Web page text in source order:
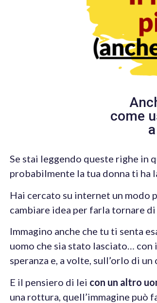
come
Se stai leggendo queste righe in
probabilmente la tua donna ti ha
Hai cercato su internet un modo
cambiare idea per farla tornare di
Immagino anche che tu ti senta
uomo che sia stato lasciato… con
speranza e, a volte, sull’orlo di
E il pensiero di lei con un altro
una rottura, quell’immagine può